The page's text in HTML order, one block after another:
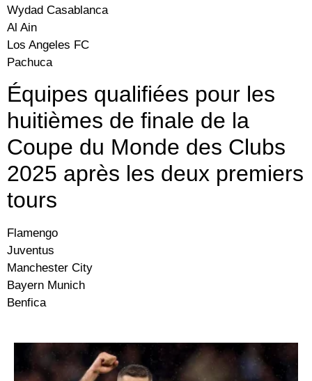
Wydad Casablanca
Al Ain
Los Angeles FC
Pachuca
Équipes qualifiées pour les
huitièmes de finale de la
Coupe du Monde des Clubs
2025 après les deux premiers
tours
Flamengo
Juventus
Manchester City
Bayern Munich
Benfica